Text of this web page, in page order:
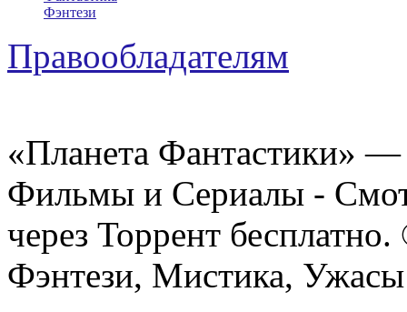
Фэнтези
Правообладателям
«Планета Фантастики»
Фильмы и Сериалы -
через Торрент
Фэнтези, Мистика,